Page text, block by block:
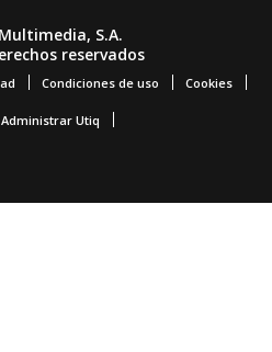
S.A.
reservados
Condiciones de uso Cookies
Administrar Utiq